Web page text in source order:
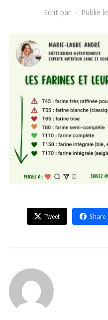
Ecrit par Publié le
Tweet Share